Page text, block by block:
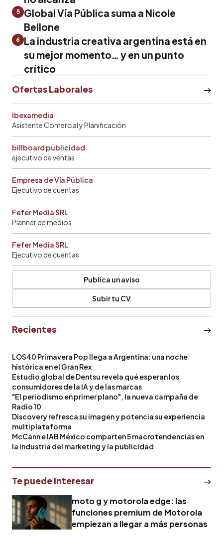
5
Global Vía Pública suma a Nicole
Bellone
6
La industria creativa argentina está en
su mejor momento… y en un punto
crítico
Ofertas Laborales
Ibexamedia
Asistente Comercial y Planificación
billboard publicidad
ejecutivo de ventas
Empresa de Vía Pública
Ejecutivo de cuentas
Fefer Media SRL
Planner de medios
Fefer Media SRL
Ejecutivo de cuentas
Publica un aviso
Subir tu CV
Recientes
LOS40 Primavera Pop llega a Argentina: una noche
histórica en el Gran Rex
Estudio global de Dentsu revela qué esperan los
consumidores de la IA y de las marcas
"El periodismo en primer plano", la nueva campaña de
Radio 10
Discovery refresca su imagen y potencia su experiencia
multiplataforma
McCann e IAB México comparten 5 macrotendencias en
la industria del marketing y la publicidad
Te puede interesar
moto g y motorola edge: las
funciones premium de Motorola
empiezan a llegar a más personas